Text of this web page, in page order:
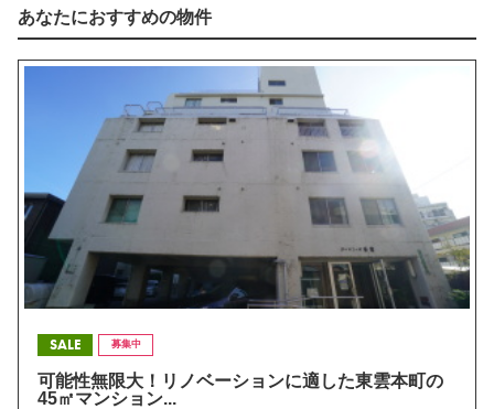
あなたにおすすめの物件
SALE 募集中
可能性無限大！リノベーションに適した東雲本町の
45㎡マンション...